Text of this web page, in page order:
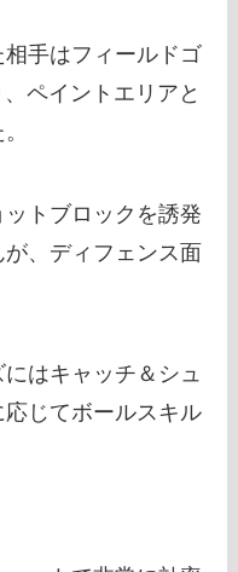
手はフィールドゴ
ペイントエリアと
トブロックを誘発
、ディフェンス面
はキャッチ＆シュ
じてボールスキル